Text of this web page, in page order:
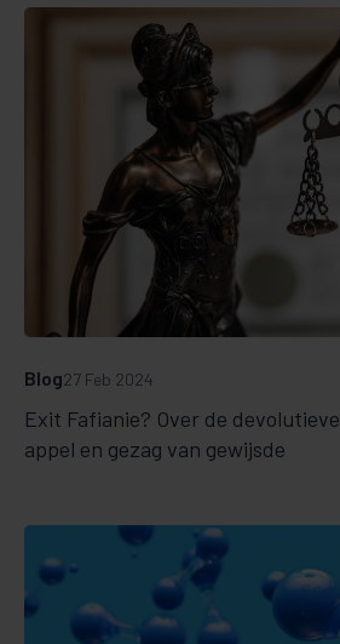
Exit Fafianie? Over de
appel en gezag van gewijsde
Blog27 Feb 2024